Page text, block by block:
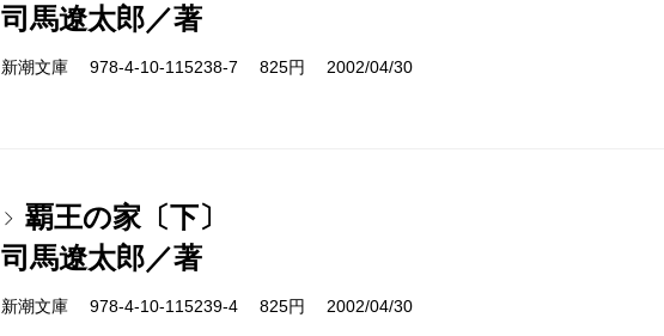
司馬遼太郎／著
新潮文庫 978-4-10-115238-7 825円 2002/04/30
覇王の家〔下〕
司馬遼太郎／著
新潮文庫 978-4-10-115239-4 825円 2002/04/30